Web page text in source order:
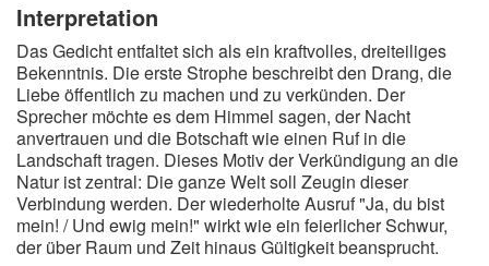
Interpretation
Das Gedicht entfaltet sich als ein kraftvolles, dreiteiliges
Bekenntnis. Die erste Strophe beschreibt den Drang, die
Liebe öffentlich zu machen und zu verkünden. Der
Sprecher möchte es dem Himmel sagen, der Nacht
anvertrauen und die Botschaft wie einen Ruf in die
Landschaft tragen. Dieses Motiv der Verkündigung an die
Natur ist zentral: Die ganze Welt soll Zeugin dieser
Verbindung werden. Der wiederholte Ausruf "Ja, du bist
mein! / Und ewig mein!" wirkt wie ein feierlicher Schwur,
der über Raum und Zeit hinaus Gültigkeit beansprucht.